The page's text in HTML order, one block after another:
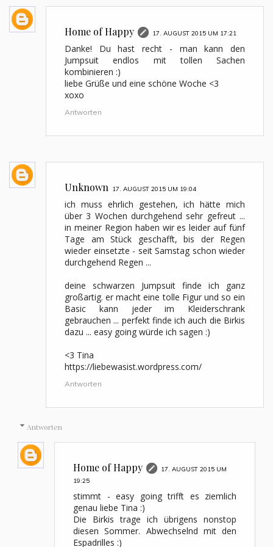
Home of Happy 17. AUGUST 2015 UM 17:21
Danke! Du hast recht - man kann den
Jumpsuit endlos mit tollen Sachen
kombinieren :)
liebe Grüße und eine schöne Woche <3
xoxo
Antworten
Unknown 17. AUGUST 2015 UM 19:04
ich muss ehrlich gestehen, ich hätte mich
über 3 Wochen durchgehend sehr gefreut ...
in meiner Region haben wir es leider auf fünf
Tage am Stück geschafft, bis der Regen
wieder einsetzte - seit Samstag schon wieder
durchgehend Regen ...
deine schwarzen Jumpsuit finde ich ganz
großartig. er macht eine tolle Figur und so ein
Basic kann jeder im Kleiderschrank
gebrauchen ... perfekt finde ich auch die Birkis
dazu ... easy going würde ich sagen :)
<3 Tina
https://liebewasist.wordpress.com/
Antworten
Antworten
Home of Happy
17. AUGUST 2015 UM
19:25
stimmt - easy going trifft es ziemlich
genau liebe Tina :)
Die Birkis trage ich übrigens nonstop
diesen Sommer. Abwechselnd mit den
Espadrilles :)